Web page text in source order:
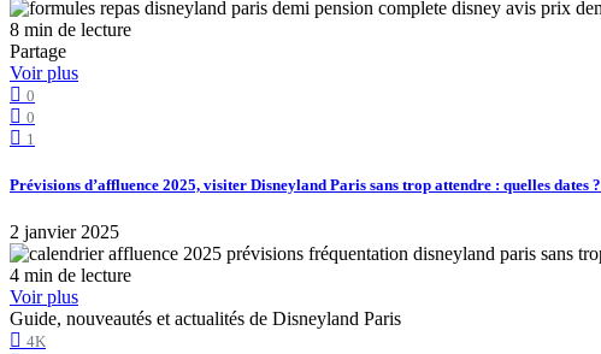
8 min de lecture
Partage
Voir plus
0
0
1
Prévisions d’affluence 2025, visiter Disneyland Paris sans trop attendre : quelles dates ?
2 janvier 2025
4 min de lecture
Voir plus
Guide, nouveautés et actualités de Disneyland Paris
4K